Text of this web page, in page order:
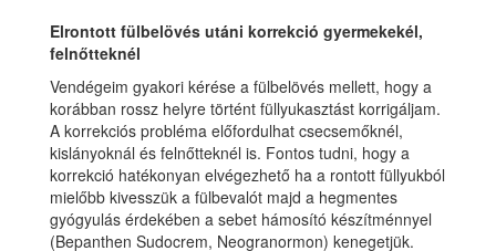
Elrontott fülbelövés utáni korrekció gyermekekél,
felnőtteknél
Vendégeim gyakori kérése a fülbelövés mellett, hogy a
korábban rossz helyre történt füllyukasztást korrigáljam.
A korrekciós probléma előfordulhat csecsemőknél,
kislányoknál és felnőtteknél is. Fontos tudni, hogy a
korrekció hatékonyan elvégezhető ha a rontott füllyukból
mielőbb kivesszük a fülbevalót majd a hegmentes
gyógyulás érdekében a sebet hámosító készítménnyel
(Bepanthen Sudocrem, Neogranormon) kenegetjük.